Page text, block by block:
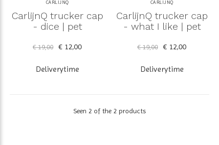
CARLIJNQ
CarlijnQ trucker cap
- dice | pet
€ 19,00 € 12,00
Deliverytime
CARLIJNQ
CarlijnQ trucker cap
- what I like | pet
€ 19,00 € 12,00
Deliverytime
Seen 2 of the 2 products